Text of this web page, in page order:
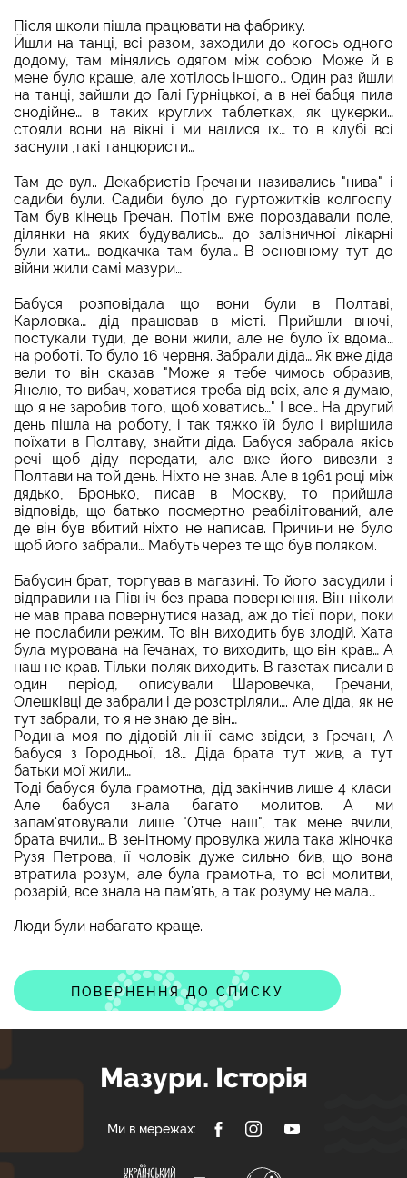
Після школи пішла працювати на фабрику.
Йшли на танці, всі разом, заходили до когось одного
додому, там мінялись одягом між собою. Може й в
мене було краще, але хотілось іншого… Один раз йшли
на танці, зайшли до Галі Гурніцької, а в неї бабця пила
снодійне… в таких круглих таблетках, як цукерки…
стояли вони на вікні і ми наїлися їх… то в клубі всі
заснули ,такі танцюристи…
Там де вул.. Декабристів Гречани називались "нива" і
садиби були. Садиби було до гуртожитків колгоспу.
Там був кінець Гречан. Потім вже пороздавали поле,
ділянки на яких будувались… до залізничної лікарні
були хати… водкачка там була… В основному тут до
війни жили самі мазури…
Бабуся розповідала що вони були в Полтаві,
Карловка… дід працював в місті. Прийшли вночі,
постукали туди, де вони жили, але не було їх вдома…
на роботі. То було 16 червня. Забрали діда… Як вже діда
вели то він сказав "Може я тебе чимось образив,
Янелю, то вибач, ховатися треба від всіх, але я думаю,
що я не заробив того, щоб ховатись…" І все… На другий
день пішла на роботу, і так тяжко їй було і вирішила
поїхати в Полтаву, знайти діда. Бабуся забрала якісь
речі щоб діду передати, але вже його вивезли з
Полтави на той день. Ніхто не знав. Але в 1961 році між
дядько, Бронько, писав в Москву, то прийшла
відповідь, що батько посмертно реабілітований, але
де він був вбитий ніхто не написав. Причини не було
щоб його забрали… Мабуть через те що був поляком.
Бабусин брат, торгував в магазині. То його засудили і
відправили на Північ без права повернення. Він ніколи
не мав права повернутися назад, аж до тієї пори, поки
не послабили режим. То він виходить був злодій. Хата
була мурована на Гечанах, то виходить, що він крав… А
наш не крав. Тільки поляк виходить. В газетах писали в
один період, описували Шаровечка, Гречани,
Олешківці де забрали і де розстріляли…. Але діда, як не
тут забрали, то я не знаю де він…
Родина моя по дідовій лінії саме звідси, з Гречан, А
бабуся з Городньої, 18… Діда брата тут жив, а тут
батьки мої жили…
Тоді бабуся була грамотна, дід закінчив лише 4 класи.
Але бабуся знала багато молитов. А ми
запам'ятовували лише "Отче наш", так мене вчили,
брата вчили… В зенітному провулка жила така жіночка
Рузя Петрова, її чоловік дуже сильно бив, що вона
втратила розум, але була грамотна, то всі молитви,
розарій, все знала на пам'ять, а так розуму не мала…
Люди були набагато краще.
ПОВЕРНЕННЯ ДО СПИСКУ
Мазури. Історія
Ми в мережах: